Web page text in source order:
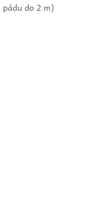
pádu do 2 m)